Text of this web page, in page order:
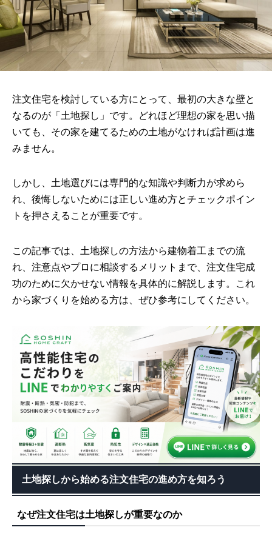
注文住宅を検討している方にとって、最初の大きな壁と
なるのが「土地探し」です。どれほど理想の家を思い描
いても、その家を建てるための土地がなければ計画は進
みません。
しかし、土地選びには専門的な知識や判断力が求めら
れ、後悔しないためには正しい進め方とチェックポイン
トを押さえることが重要です。
この記事では、土地探しの方法から建物着工までの流
れ、注意点やプロに相談するメリットまで、注文住宅成
功のために欠かせない情報を具体的に解説します。これ
から家づくりを始める方は、ぜひ参考にしてください。
土地探しから始める注文住宅の進め方を知ろう
なぜ注文住宅は土地探しが重要なのか